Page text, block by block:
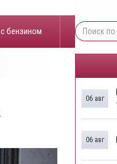
бензином
06 авг
06 авг